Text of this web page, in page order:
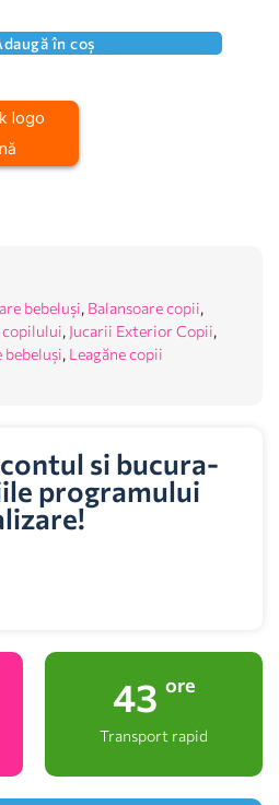
în coș
bebeluși, Balansoare copii,
copilului, Jucarii Exterior Copii,
bebeluși, Leagăne copii
si bucura-
programului
48 ore
Transport rapid